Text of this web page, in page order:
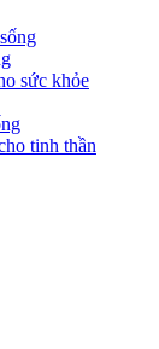
sức khỏe
tinh thần